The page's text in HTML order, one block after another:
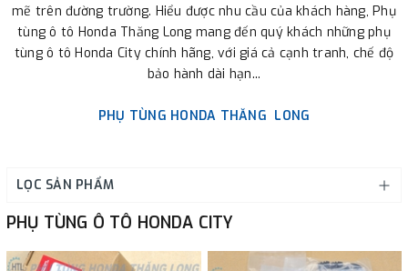
LỌC SẢN PHẨM
PHỤ TÙNG Ô TÔ HONDA CITY
mẽ trên đường trường. Hiểu được nhu cầu của khách hàng, Phụ
tùng ô tô Honda Thăng Long mang đến quý khách những phụ
tùng ô tô Honda City chính hãng, với giá cả cạnh tranh, chế độ
bảo hành dài hạn...
PHỤ TÙNG HONDA THĂNG LONG